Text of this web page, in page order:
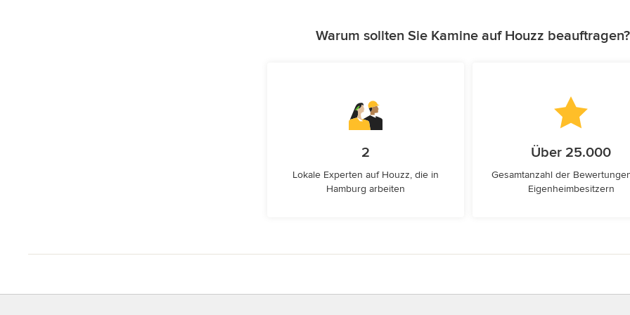
Warum sollten Sie Kamine auf Houzz beauftragen?
2
Lokale Experten auf Houzz, die in
Hamburg arbeiten
Über 25.000
Gesamtanzahl der
Eigenheimbesitzern